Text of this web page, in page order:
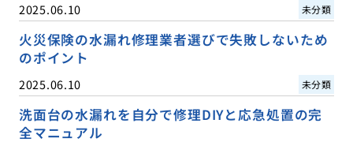
2025.06.10 未分類
火災保険の水漏れ修理業者選びで失敗しないため
のポイント
2025.06.10 未分類
洗面台の水漏れを自分で修理DIYと応急処置の完
全マニュアル